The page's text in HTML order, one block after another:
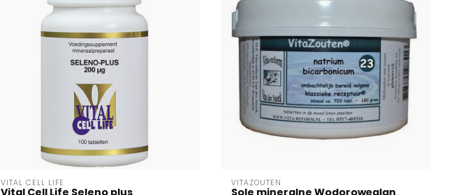
VITAL CELL LIFE
Vital Cell Life Seleno plus
VITAZOUTEN
Sole mineralne Wodorowęglan